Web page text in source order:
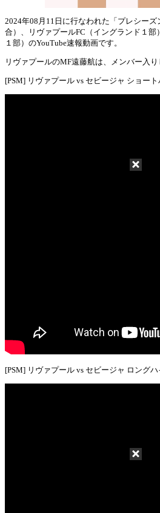
2024年08月11日に行なわれた「プレシー
合）、リヴァプールFC（イングランド１部
１部）のYouTube速報動画です。
リヴァプールのMF遠藤航は、メンバー入り
[PSM] リヴァプール vs セビージャ ショー
[PSM] リヴァプール vs セビージャ ロング